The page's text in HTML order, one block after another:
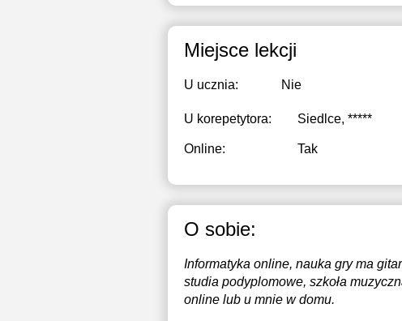
Miejsce lekcji
U ucznia: Nie
U korepetytora: Siedlce, *****
Online: Tak
O sobie:
Informatyka online, nauka gry ma
studia podyplomowe, szkoła
online lub u mnie w domu.